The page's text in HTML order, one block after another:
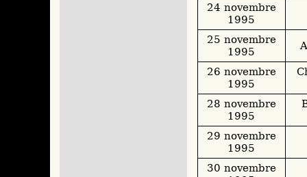
24 novembre
1995
25 novembre
1995
26 novembre
1995
28 novembre
1995
29 novembre
1995
30 novembre